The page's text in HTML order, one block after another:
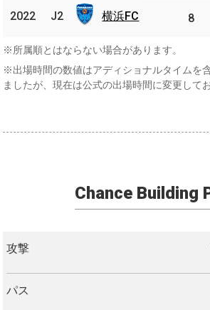
2022 J2
横浜
8
2022 J2 横浜FC
※所属順とはならない場合があります。
※出場時間の数値はアディショナルタイムを
ましたが、現在は公式の出場時間に変更して
Chance Building
攻撃
パス